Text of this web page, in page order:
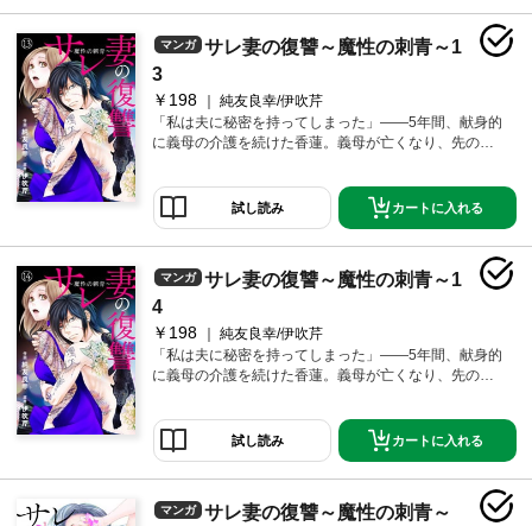
笑いながら愛人と電話する夫は、介護疲れで老け込ん
だ香蓮を捨てて若く綺麗な女を選ぼうとしていた。自
暴自棄になった香蓮は飛び降り自殺を図るが、とある
男に止められる。その男は彫師を名乗り、その脇腹に
は「香蓮」の名前と同じ美しい蓮の花のタトゥーが彫
られていた……。「旦那を地獄に堕としてやれよ…ど
うせ死ぬならその前に」その日、胸に彫った「秘密」
が香蓮の運命を変えていく――。
マンガ
サレ妻の復讐～魔性の刺青～1
3
￥198
純友良幸/伊吹芹
「私は夫に秘密を持ってしまった」――5年間、献身的
に義母の介護を続けた香蓮。義母が亡くなり、先の見
わってからでないと、古風で献身的な嫁の鑑を介護が
終わった途端に捨てるとか外聞が悪すぎるだろ」そう
笑いながら愛人と電話する夫は、介護疲れで老け込ん
だ香蓮を捨てて若く綺麗な女を選ぼうとしていた。自
暴自棄になった香蓮は飛び降り自殺を図るが、とある
男に止められる。その男は彫師を名乗り、その脇腹に
は「香蓮」の名前と同じ美しい蓮の花のタトゥーが彫
られていた……。「旦那を地獄に堕としてやれよ…ど
うせ死ぬならその前に」その日、胸に彫った「秘密」
が香蓮の運命を変えていく――。
試し読み カートに入れる
マンガ
サレ妻の復讐～魔性の刺青～1
4
￥198
純友良幸/伊吹芹
「私は夫に秘密を持ってしまった」――5年間、献身的
に義母の介護を続けた香蓮。義母が亡くなり、先の見
わってからでないと、古風で献身的な嫁の鑑を介護が
終わった途端に捨てるとか外聞が悪すぎるだろ」そう
笑いながら愛人と電話する夫は、介護疲れで老け込ん
だ香蓮を捨てて若く綺麗な女を選ぼうとしていた。自
暴自棄になった香蓮は飛び降り自殺を図るが、とある
試し読み カートに入れる
マンガ
サレ妻の復讐～魔性の刺青～